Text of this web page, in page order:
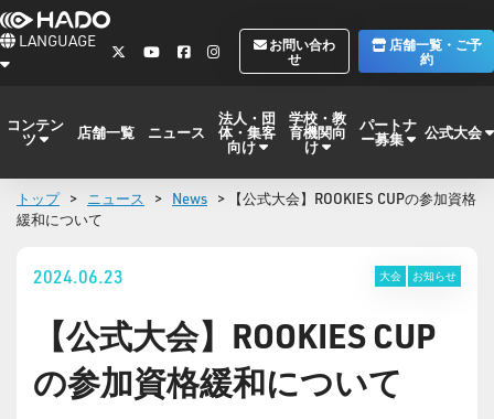
LANGUAGE
お問い合わ
せ
店舗一覧・ご予
約
コンテン
ツ 店舗一覧 ニュース
法人・団
体・集客
向け
学校・教
育機関向
け
パートナ
ー募集 公式大会
トップ > ニュース > News > 【公式大会】ROOKIES CUPの参加資格
緩和について
2024.06.23 大会 お知らせ
【公式大会】ROOKIES CUP
の参加資格緩和について